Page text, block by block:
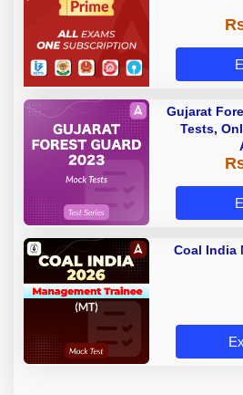
Gujarat
Tests,
Coal India